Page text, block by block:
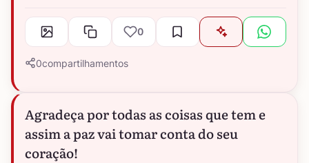
0
0compartilhamentos
Agradeça por todas as coisas que tem e
assim a paz vai tomar conta do seu
coração!